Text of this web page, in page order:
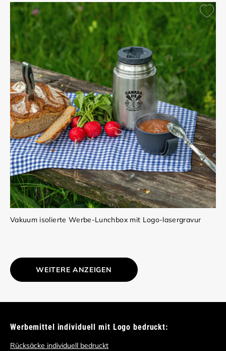
Vakuum isolierte Werbe-Lunchbox mit Logo-lasergravur
WEITERE ANZEIGEN
Werbemittel individuell mit Logo bedruckt:
Rücksäcke individuell bedruckt